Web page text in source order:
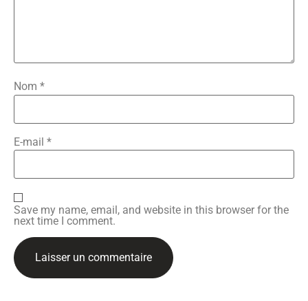
Nom *
E-mail *
Save my name, email, and website in this browser for the
next time I comment.